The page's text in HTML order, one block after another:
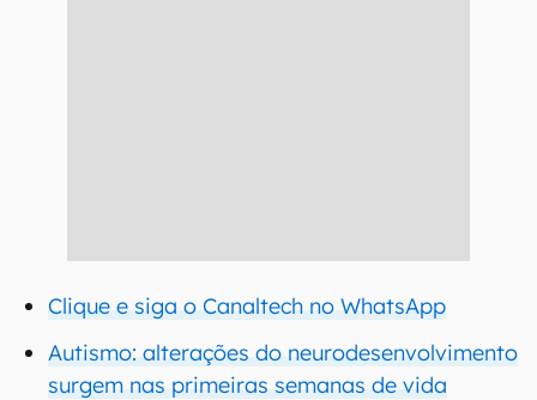
Clique e siga o Canaltech no WhatsApp
Autismo: alterações do neurodesenvolvimento
surgem nas primeiras semanas de vida